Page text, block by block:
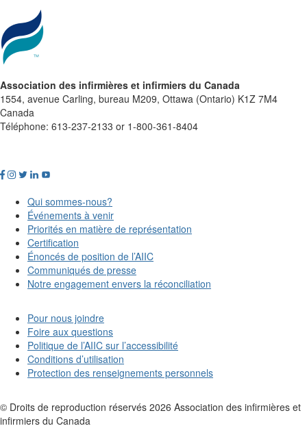
Association des infirmières et infirmiers du Canada
1554, avenue Carling, bureau M209, Ottawa (Ontario) K1Z 7M4
Canada
Téléphone: 613-237-2133 or 1-800-361-8404
Qui sommes-nous?
Événements à venir
Priorités en matière de représentation
Certification
Énoncés de position de l’AIIC
Communiqués de presse
Notre engagement envers la réconciliation
Pour nous joindre
Foire aux questions
Politique de l’AIIC sur l’accessibilité
Conditions d’utilisation
Protection des renseignements personnels
© Droits de reproduction réservés 2026 Association des infirmières et
infirmiers du Canada